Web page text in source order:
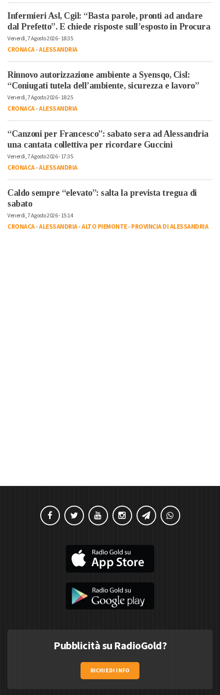
Infermieri Asl, Cgil: “Basta parole, pronti ad andare
dal Prefetto”. E chiede risposte sull’esposto in Procura
Venerdì, 7 Agosto 2026 - 18:35
CRONACA-ALESSANDRIA
Rinnovo autorizzazione ambiente a Syensqo, Cisl:
“Coniugati tutela dell’ambiente, sicurezza e lavoro”
Venerdì, 7 Agosto 2026 - 18:25
CRONACA-ALESSANDRIA
“Canzoni per Francesco”: sabato sera ad Alessandria
una cantata collettiva per ricordare Guccini
Venerdì, 7 Agosto 2026 - 17:35
CRONACA-ALESSANDRIA
Caldo sempre “elevato”: salta la prevista tregua di
sabato
Venerdì, 7 Agosto 2026 - 15:14
CRONACA-ALESSANDRIA-ALTO PIEMONTE-PROVINCIA DI ALESSANDRIA
Pubblicità su RadioGold?
RICHIEDI INFO